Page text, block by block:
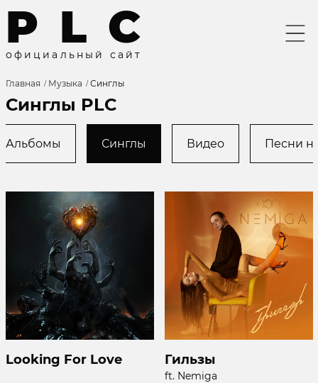
P L C
оф и ц и а л ь н ы й са й т
Главная Музыка Синглы
Синглы PLC
Альбомы Синглы Видео Песни
Looking For Love Гильзы
ft. Nemiga